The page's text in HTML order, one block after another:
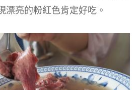
漂亮的粉紅色肯定好吃。